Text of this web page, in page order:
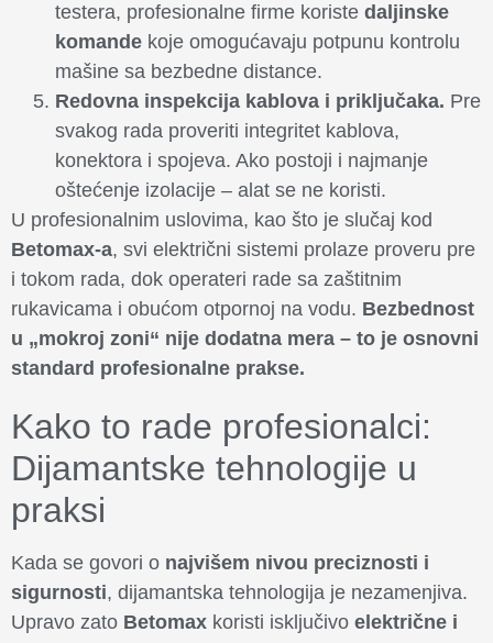
testera, profesionalne firme koriste daljinske
komande koje omogućavaju potpunu kontrolu
mašine sa bezbedne distance.
Redovna inspekcija kablova i priključaka. Pre
svakog rada proveriti integritet kablova,
konektora i spojeva. Ako postoji i najmanje
oštećenje izolacije – alat se ne koristi.
U profesionalnim uslovima, kao što je slučaj kod
Betomax-a, svi električni sistemi prolaze proveru pre
i tokom rada, dok operateri rade sa zaštitnim
rukavicama i obućom otpornoj na vodu. Bezbednost
u „mokroj zoni“ nije dodatna mera – to je osnovni
standard profesionalne prakse.
Kako to rade profesionalci:
Dijamantske tehnologije u
praksi
Kada se govori o najvišem nivou preciznosti i
sigurnosti, dijamantska tehnologija je nezamenjiva.
Upravo zato Betomax koristi isključivo električne i